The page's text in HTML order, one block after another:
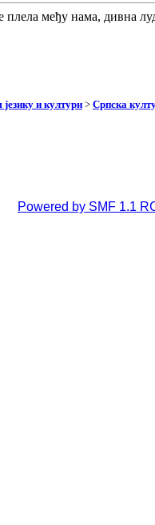
плела међу нама, дивна
и култури > Српска
Powered by SMF 1.1